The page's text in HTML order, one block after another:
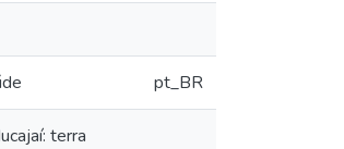
pt_BR
terra